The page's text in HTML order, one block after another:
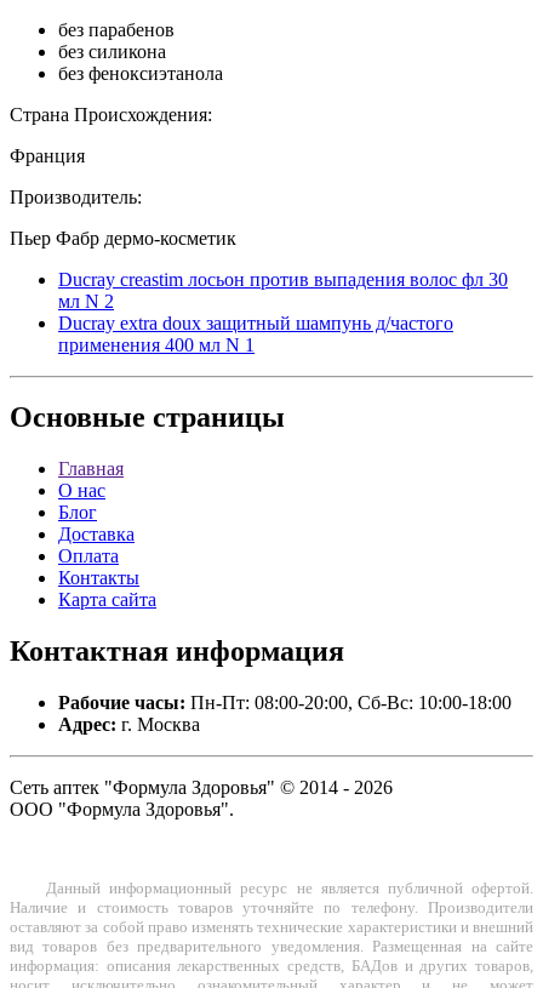
без парабенов
без силикона
без феноксиэтанола
Страна Происхождения:
Франция
Производитель:
Пьер Фабр дермо-косметик
Ducray creastim лосьон против выпадения волос фл 30
мл N 2
Ducray extra doux защитный шампунь д/частого
применения 400 мл N 1
Основные страницы
Главная
О нас
Блог
Доставка
Оплата
Контакты
Карта сайта
Контактная информация
Рабочие часы: Пн-Пт: 08:00-20:00, Сб-Вс: 10:00-18:00
Адрес: г. Москва
Сеть аптек "Формула Здоровья" © 2014 - 2026
ООО "Формула Здоровья".
Данный информационный ресурс не является публичной офертой.
Наличие и стоимость товаров уточняйте по телефону. Производители
оставляют за собой право изменять технические характеристики и внешний
вид товаров без предварительного уведомления. Размещенная на сайте
информация: описания лекарственных средств, БАДов и других товаров,